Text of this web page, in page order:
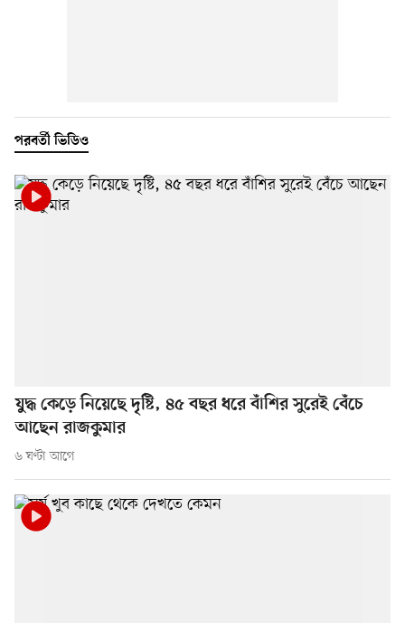
পরবর্তী ভিডিও
যুদ্ধ কেড়ে নিয়েছে দৃষ্টি, ৪৫ বছর ধরে বাঁশির সুরেই বেঁচে
আছেন রাজকুমার
৬ ঘণ্টা আগে